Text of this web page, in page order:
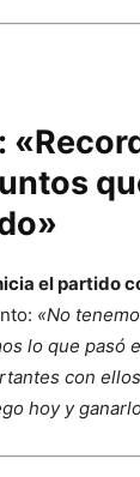
el partido
«No
lo que pasó
con
hoy y